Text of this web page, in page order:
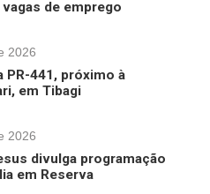
de emprego
2026
PR-441, próximo à
em Tibagi
2026
divulga programação
em Reserva